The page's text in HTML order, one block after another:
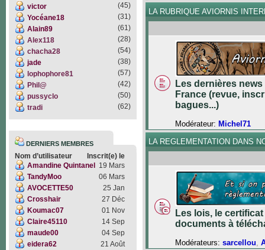
victor
(45)
Yocéane18
(31)
Alain89
(61)
Alex118
(28)
chacha28
(54)
jade
(38)
lophophore81
(57)
Phil@
(42)
pussyclo
(50)
tradi
(62)
DERNIERS MEMBRES
Nom d’utilisateur
Inscrit(e) le
Amandine Quintanel
19 Mars
TandyMoo
06 Mars
AVOCETTE50
25 Jan
Crosshair
27 Déc
Koumac07
01 Nov
Claire45110
14 Sep
maude00
04 Sep
eidera62
21 Août
LA RUBRIQUE AVIORNIS
Les dernières
France (revue,
bagues...)
Modérateur: Michel71
LA REGLEMENTATION DANS
Les lois, le
documents à
Modérateurs: sarcellou,